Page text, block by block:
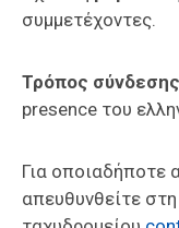
συμμετέχοντες.
Τρόπος
presence του
Για οποιαδήποτε
απευθυνθείτε